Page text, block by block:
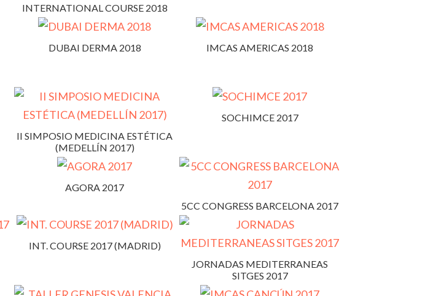
INTERNATIONAL COURSE 2018
DUBAI DERMA 2018 IMCAS AMERICAS 2018
II SIMPOSIO MEDICINA ESTÉTICA
(MEDELLÍN 2017)
SOCHIMCE 2017
AGORA 2017
5CC CONGRESS BARCELONA 2017
INT. COURSE 2017 (MADRID)
JORNADAS MEDITERRANEAS
SITGES 2017